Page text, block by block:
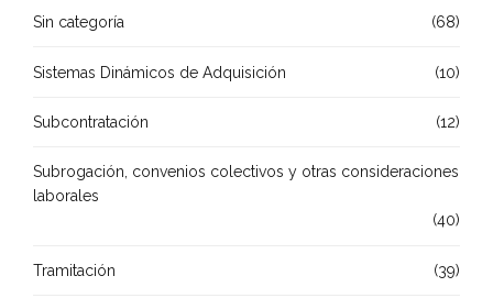
Sin categoría (68)
Sistemas Dinámicos de Adquisición (10)
Subcontratación (12)
Subrogación, convenios colectivos y otras consideraciones
laborales
(40)
Tramitación (39)